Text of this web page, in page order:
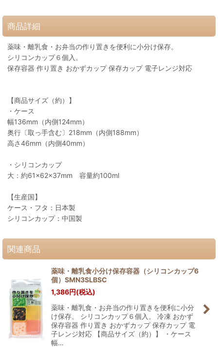
商品詳細
薬味・離乳食・お弁当の作り置きを便利に小分け保存。
シリコンカップ６個入。
保存容器 作り置き おかずカップ 保存カップ 電子レンジ対応
【商品サイズ（約）】
・ケース
幅136mm（内側124mm）
奥行〔取っ手含む〕218mm（内側188mm）
高さ46mm（内側40mm）
・シリコンカップ
大：約61×62×37mm 容量約100ml
【生産国】
ケース・フタ：日本製
シリコンカップ：中国製
関連商品
薬味・離乳食小分け保存容器（シリコンカップ6
個）SMN3SLBSC
1,386円(税込)
薬味・離乳食・お弁当の作り置きを便利に小分
け保存。 シリコンカップ６個入。 冷凍 おかず
保存容器 作り置き おかずカップ 保存カップ 電
子レンジ対応 【商品サイズ（約）】 ・ケース
幅…